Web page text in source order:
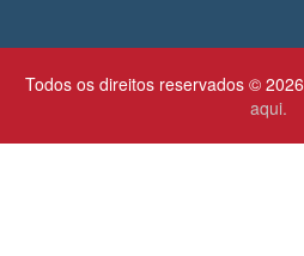
Todos os direitos reservados © 2026
aqui.